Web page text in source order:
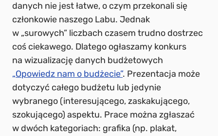
danych nie jest łatwe, o czym przekonali się
członkowie naszego Labu. Jednak
w „surowych” liczbach czasem trudno dostrzec
coś ciekawego. Dlatego ogłaszamy konkurs
na wizualizację danych budżetowych
„Opowiedz nam o budżecie”. Prezentacja może
dotyczyć całego budżetu lub jedynie
wybranego (interesującego, zaskakującego,
szokującego) aspektu. Prace można zgłaszać
w dwóch kategoriach: grafika (np. plakat,